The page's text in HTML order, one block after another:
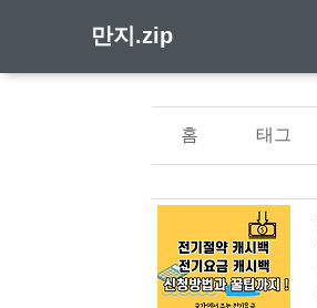
만지.zip
홈 태그